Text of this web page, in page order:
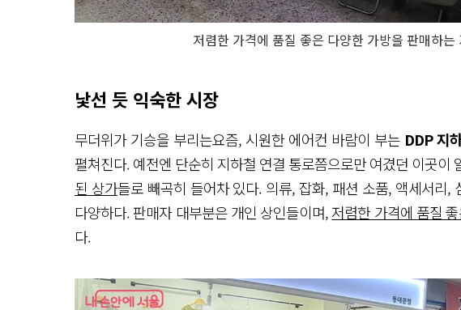
저렴한 가격에 품질 좋은 다양한 가방을 판매하
낯선 듯 익숙한 시장
무더위가 기승을 부리는요즘, 시원한 에어컨 바람이 부는 DDP 지
펼쳐진다. 예전엔 단순히 지하철 연결 통로쯤으로만 여겼던 이곳이
된 상가들로 빼곡히 들어차 있다. 의류, 잡화, 패션 소품, 액세서리,
다양하다. 판매자 대부분은 개인 상인들이며,저렴한 가격에 품질
다.